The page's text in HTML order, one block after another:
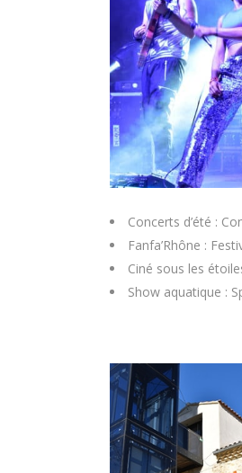
Concerts d’été :
Fanfa’Rhône :
Ciné sous les
Show aquatique :